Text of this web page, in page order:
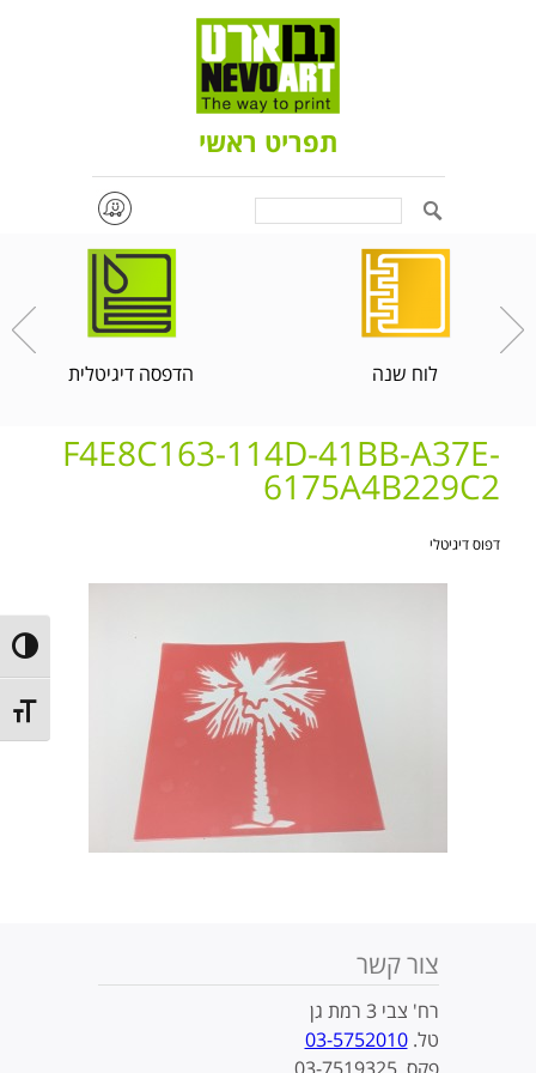
size
תפריט ראשי
Search
הדפסה דיגיטלית לוח שנה
F4E8C163-114D-41BB-A37E-
6175A4B229C2
דפוס דיגיטלי
צור קשר
רח' צבי 3 רמת גן
טל.03-5752010